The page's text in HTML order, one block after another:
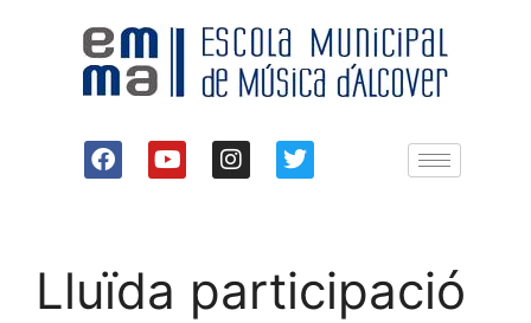
Lluïda participació